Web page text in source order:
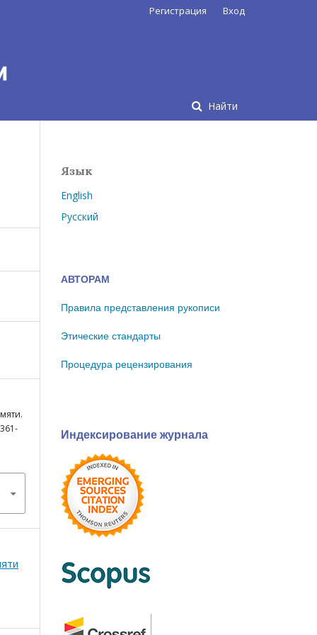
Найти
Регистрация Вход
Язык
English
Русский
АВТОРАМ
Правила представления рукописи
Этические стандарты
Процедура рецензирования
Индексирование журнала